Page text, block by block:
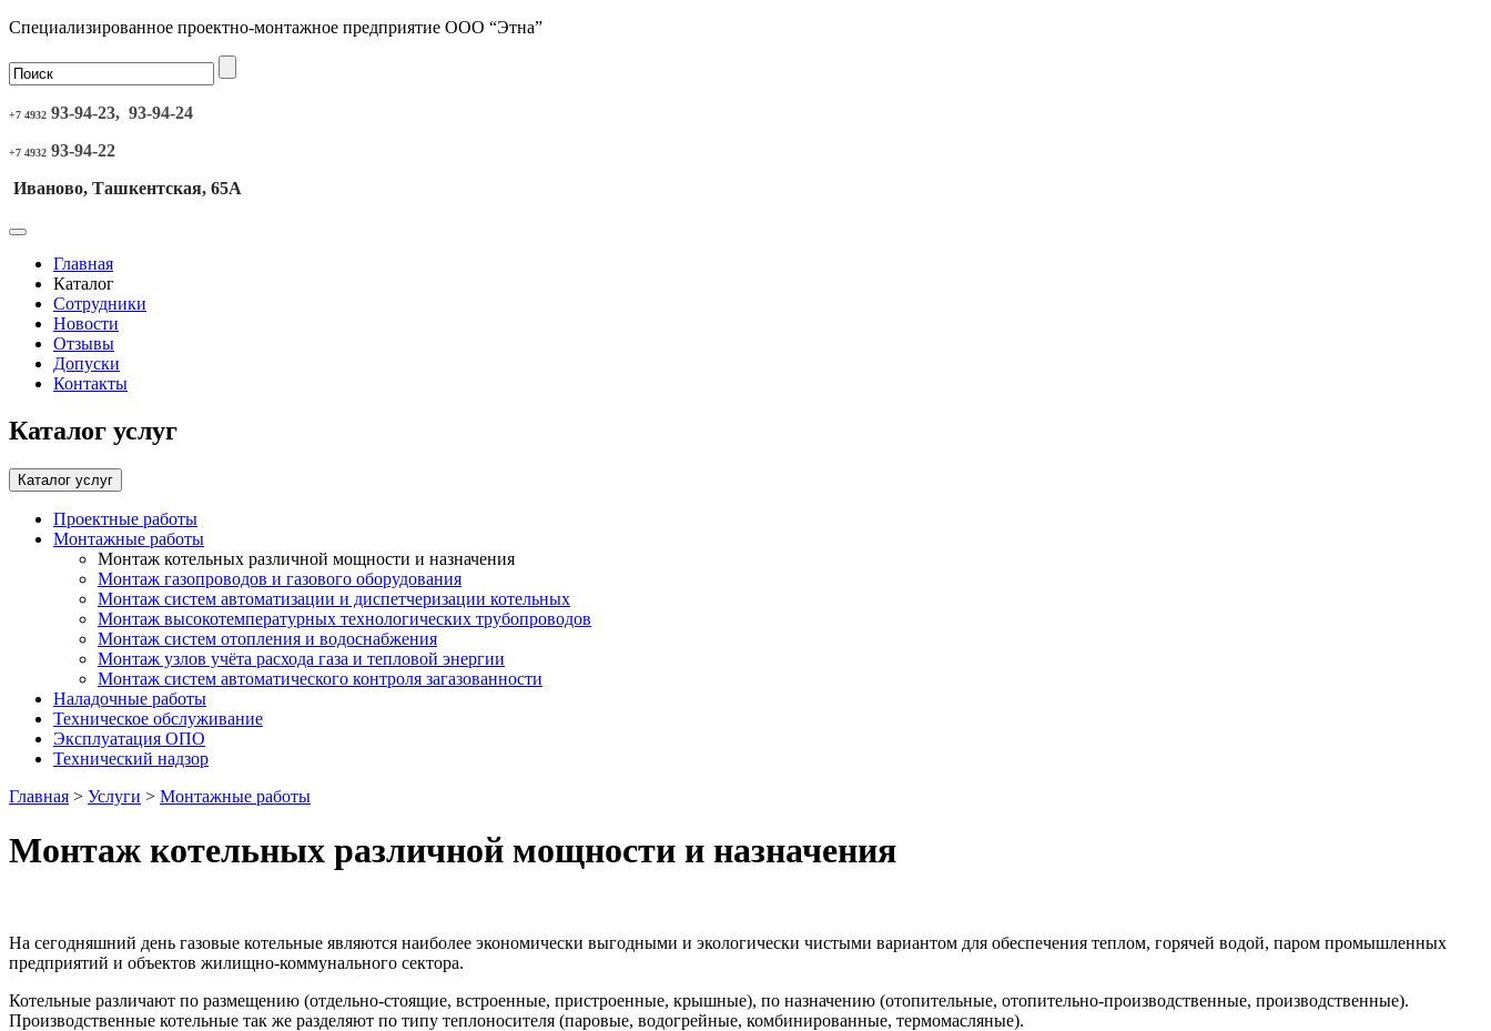
Специализированное проектно-монтажное предприятие ООО “Этна”
+7 4932 93-94-23, 93-94-24
+7 4932 93-94-22
Иваново, Ташкентская, 65А
Главная
Каталог
Сотрудники
Новости
Отзывы
Допуски
Контакты
Каталог услуг
Каталог услуг
Проектные работы
Монтажные работы
Монтаж котельных различной мощности и назначения
Монтаж газопроводов и газового оборудования
Монтаж систем автоматизации и диспетчеризации котельных
Монтаж высокотемпературных технологических трубопроводов
Монтаж систем отопления и водоснабжения
Монтаж узлов учёта расхода газа и тепловой энергии
Монтаж систем автоматического контроля загазованности
Наладочные работы
Техническое обслуживание
Эксплуатация ОПО
Технический надзор
Главная > Услуги > Монтажные работы
Монтаж котельных различной мощности и назначения
На сегодняшний день газовые котельные являются наиболее экономически выгодными и экологически чистыми вариантом для обеспечения теплом, горячей водой, паром промышленных
предприятий и объектов жилищно-коммунального сектора.
Котельные различают по размещению (отдельно-стоящие, встроенные, пристроенные, крышные), по назначению (отопительные, отопительно-производственные, производственные).
Производственные котельные так же разделяют по типу теплоносителя (паровые, водогрейные, комбинированные, термомасляные).